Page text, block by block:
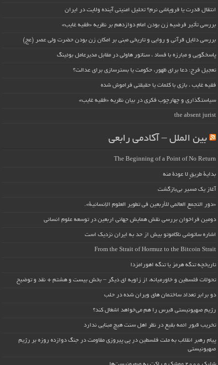
انتقال قدرت یا فروپاشی نرم؟ تحلیل امنیتی آینده ولایت در ایران
بررسی تأثیر فرضیه زن بودن امام دوازدهم بر نظریه «فقیه غایب»
بررسی دلایل قرآنی و روایی و تاریخی مبنی بر امکان زن بودن حضرت ولی عصر (عج)
پاسخگویی و مبارزه با فساد ، سناتور هاولی در مقابل مدیرعامل بوئینگ
تعجیل فرج: دعا برای ظهور، حکومت یا بسترسازی برای عدالت؟
فقیه غایب ، بازی با کلمات یا حقیقتی فراموش شده
سیاستگذاری و چهارچوب فکری در بیان نظریه «فقیه غایب»
the absent jurist
بین الملل – آکادمی رابعی
The Beginning of a Point of No Return
بداية طريقٍ لا عودة منه
آغاز یک مسیر بی‌بازگشت
«دور التجمع العالمي للأربعين في تطوير العلوم الإنسانية».
دومین فراخوان بررسی نقش همایش جهانی اربعین در توسعه علوم انسانی
اشاره ساتوشی ناکاموتو بیش از حد به ایران نزدیک است
From the Strait of Hormuz to the Bitcoin Strait
تاریخچه تنگه هرمز یا تنگه اهورامزدا
تحولات فلسطین و خاورمیانه، از زاویه ای دیگر – بخش بیست و هشتم + نقد و توضیح
دو برابر تعداد ساختمان های ویران شده در حلب
رژیم صهیونیستی قبرس را هم می‌خواهد اشغال کند؟
تخریب قبور ائمه بقیع در نظر اهل سنت هیچ مبنایی ندارد
پیام رهبر انقلاب به ملت فلسطین در پی پیروزی مقاومت در جنگ دوازده روزه بر رژیم
صهیونیستی